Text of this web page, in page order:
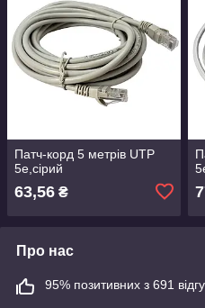
Патч-корд 5 метрів UTP
5е,сірий
63,56 ₴
Про нас
95% позитивних з 691